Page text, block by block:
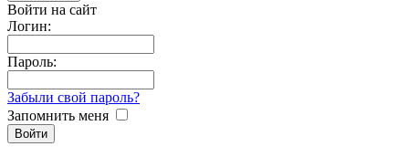
Войти на сайт
Логин:
Пароль:
Забыли свой пароль?
Запомнить меня